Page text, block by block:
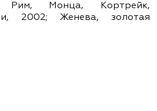
Рим, Монца, Кортрейк,
2002; Женева, золотая